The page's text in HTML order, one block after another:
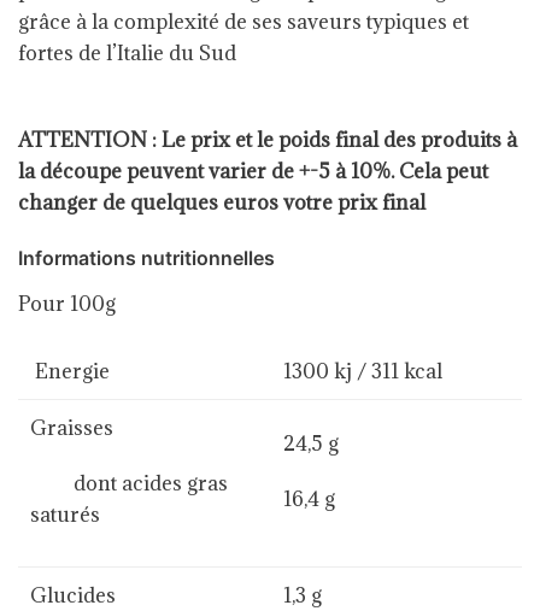
grâce à la complexité de ses saveurs typiques et
fortes de l’Italie du Sud
ATTENTION : Le prix et le poids final des produits à
la découpe peuvent varier de +-5 à 10%. Cela peut
changer de quelques euros votre prix final
Informations nutritionnelles
Pour 100g
Energie 1300 kj / 311 kcal
Graisses
dont acides gras
saturés
24,5 g
16,4 g
Glucides 1,3 g